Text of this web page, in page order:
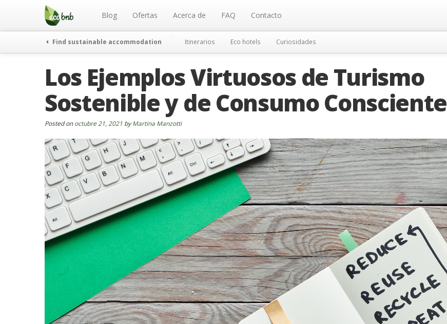
Menu Blog Ofertas Acerca de FAQ Contacto
Find sustainable accommodation Itinerarios Eco hotels Curiosidades
Los Ejemplos Virtuosos de Turismo
Sostenible y de Consumo Consciente
Posted onoctubre 21, 2021 byMartina Manzotti